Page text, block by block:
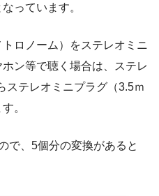
っています。
ロノーム）をステレオミニ
ン等で聴く場合は、ステレ
ステレオミニプラグ（3.5ｍ
。
で、5個分の変換があると